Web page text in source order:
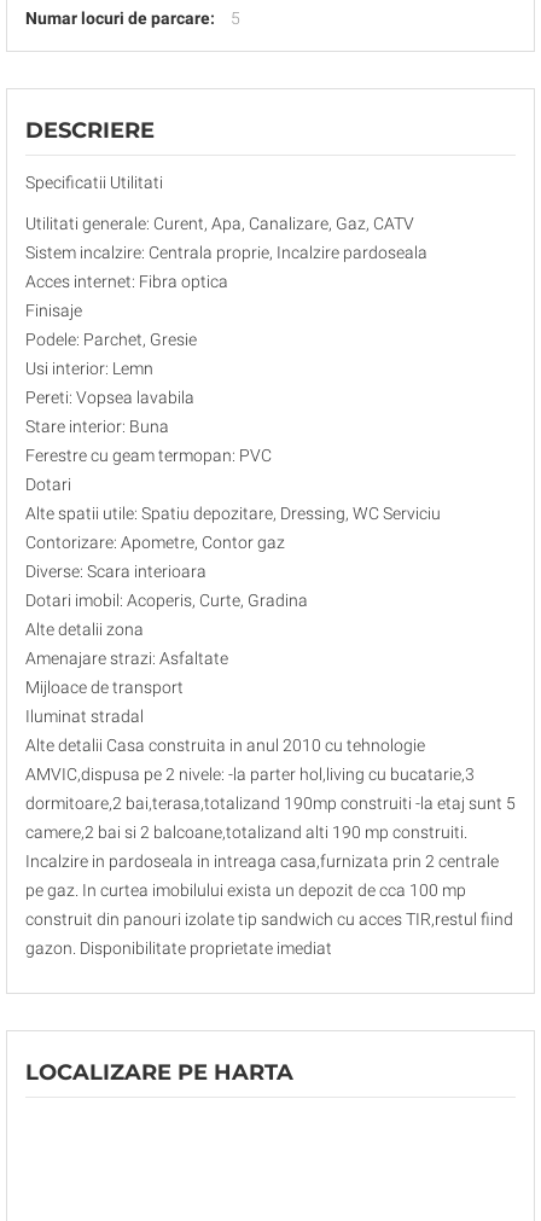
Numar locuri de parcare:
5
DESCRIERE
Specificatii Utilitati
Utilitati generale: Curent, Apa, Canalizare, Gaz, CATV
Sistem incalzire: Centrala proprie, Incalzire pardoseala
Acces internet: Fibra optica
Finisaje
Podele: Parchet, Gresie
Usi interior: Lemn
Pereti: Vopsea lavabila
Stare interior: Buna
Ferestre cu geam termopan: PVC
Dotari
Alte spatii utile: Spatiu depozitare, Dressing, WC Serviciu
Contorizare: Apometre, Contor gaz
Diverse: Scara interioara
Dotari imobil: Acoperis, Curte, Gradina
Alte detalii zona
Amenajare strazi: Asfaltate
Mijloace de transport
Iluminat stradal
Alte detalii Casa construita in anul 2010 cu tehnologie
AMVIC,dispusa pe 2 nivele: -la parter hol,living cu bucatarie,3
dormitoare,2 bai,terasa,totalizand 190mp construiti -la etaj sunt 5
camere,2 bai si 2 balcoane,totalizand alti 190 mp construiti.
Incalzire in pardoseala in intreaga casa,furnizata prin 2 centrale
pe gaz. In curtea imobilului exista un depozit de cca 100 mp
construit din panouri izolate tip sandwich cu acces TIR,restul fiind
gazon. Disponibilitate proprietate imediat
LOCALIZARE PE HARTA